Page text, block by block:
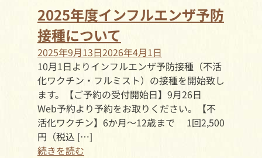
2025年度インフルエンザ予防
接種について
2025年9月13日2026年4月1日
10月1日よりインフルエンザ予防接種（不活
化ワクチン・フルミスト）の接種を開始致し
ます。【ご予約の受付開始日】9月26日
Web予約より予約をお取りください。【不
活化ワクチン】6か月～12歳まで 1回2,500
円（税込 […]
続きを読む